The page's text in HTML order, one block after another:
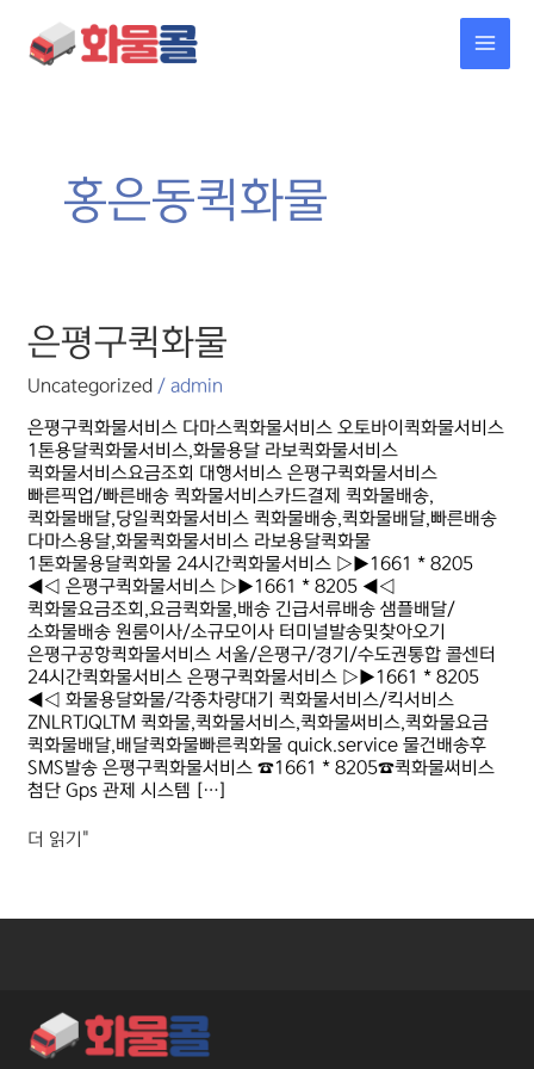
건너뛰기
홍은동퀵화물
은평구퀵화물
Uncategorized /admin
은평구퀵화물서비스 다마스퀵화물서비스 오토바이퀵화물서비스
1톤용달퀵화물서비스,화물용달 라보퀵화물서비스
퀵화물서비스요금조회 대행서비스 은평구퀵화물서비스
빠른픽업/빠른배송 퀵화물서비스카드결제 퀵화물배송,
퀵화물배달,당일퀵화물서비스 퀵화물배송,퀵화물배달,빠른배송
다마스용달,화물퀵화물서비스 라보용달퀵화물
1톤화물용달퀵화물 24시간퀵화물서비스 ▷▶1661 * 8205
◀◁ 은평구퀵화물서비스 ▷▶1661 * 8205 ◀◁
퀵화물요금조회,요금퀵화물,배송 긴급서류배송 샘플배달/
소화물배송 원룸이사/소규모이사 터미널발송및찾아오기
은평구공항퀵화물서비스 서울/은평구/경기/수도권통합 콜센터
24시간퀵화물서비스 은평구퀵화물서비스 ▷▶1661 * 8205
◀◁ 화물용달화물/각종차량대기 퀵화물서비스/킥서비스
ZNLRTJQLTM 퀵화물,퀵화물서비스,퀵화물써비스,퀵화물요금
퀵화물배달,배달퀵화물빠른퀵화물 quick.service 물건배송후
SMS발송 은평구퀵화물서비스 ☎1661 * 8205☎퀵화물써비스
첨단 Gps 관제 시스템 […]
은평구퀵화물
더 읽기"